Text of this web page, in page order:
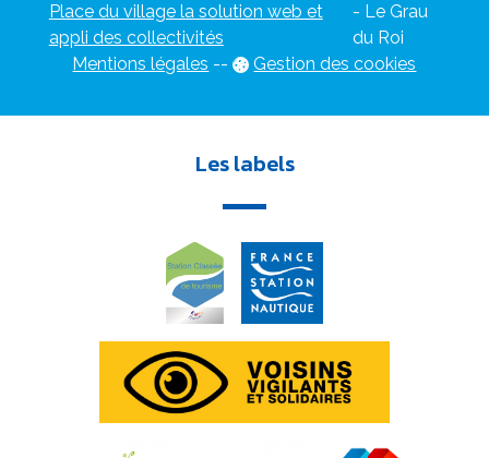
Place du village la solution web et
appli des collectivités
- Le Grau
du Roi
Mentions légales -- Gestion des cookies
Les labels